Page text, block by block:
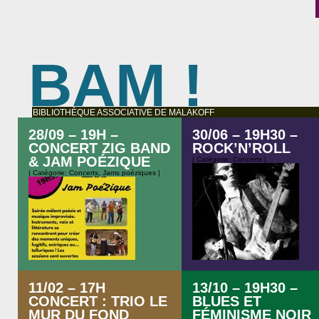
BAM !
BIBLIOTHÈQUE ASSOCIATIVE DE MALAKOFF
28/09 – 19H –
CONCERT ZIG BAND
& JAM POÉZIQUE
| Catégorie: Concerts Jams poéziques |
30/06 – 19H30 –
ROCK’N’ROLL
| Catégorie: Concerts |
Ils sont déjà venus l’an passé,
voici venu le retour de Bill
B.A.M. C’est binaire et on ne
lasse pas !
11/02 – 17H
CONCERT : TRIO LE
MUR DU FOND
13/10 – 19H30 –
BLUES ET
FÉMINISME NOIR